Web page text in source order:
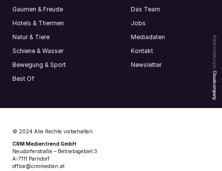
Webentwicklung by
Cloudcompany
Gaumen & Freude
Hotels & Thermen
Natur & Tiere
Schiene & Wasser
Bewegung & Sport
Best Of
Das Team
Jobs
Mediadaten
Kontakt
Newsletter
© 2024 Alle Rechte vorbehalten.
CRM Medientrend GmbH
Neudorferstraße – Betriebsgebiet 3
A-7111 Parndorf
office@crmmedien.at